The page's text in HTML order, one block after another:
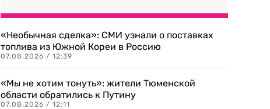
«Необычная сделка»: СМИ узнали о поставках
топлива из Южной Кореи в Россию
07.08.2026 / 12:39
«Мы не хотим тонуть»: жители Тюменской
области обратились к Путину
07.08.2026 / 12:11